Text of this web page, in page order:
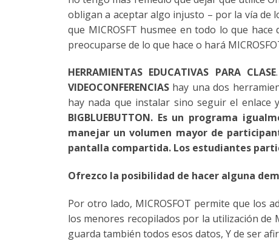
obligan a aceptar algo injusto – por la vía de
que MICROSFT husmee en todo lo que
preocuparse de lo que hace o hará
HERRAMIENTAS EDUCATIVAS PARA CLASE
VIDEOCONFERENCIAS hay una dos
hay nada que instalar sino seguir el enlace
BIGBLUEBUTTON. Es un programa
manejar un volumen mayor de
pantalla compartida. Los estudiantes
Ofrezco la posibilidad de hacer alguna
Por otro lado, MICROSFOT permite que los
los menores recopilados por la utilización de
guarda también todos esos datos, Y de ser